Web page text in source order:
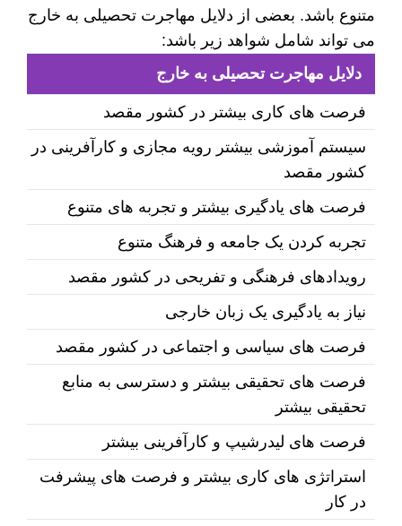
متنوع باشد. بعضی از دلایل مهاجرت تحصیلی به خارج
می تواند شامل شواهد زیر باشد:
دلایل مهاجرت تحصیلی به خارج
فرصت های کاری بیشتر در کشور مقصد
سیستم آموزشی بیشتر رویه مجازی و کارآفرینی در
کشور مقصد
فرصت های یادگیری بیشتر و تجربه های متنوع
تجربه کردن یک جامعه و فرهنگ متنوع
رویدادهای فرهنگی و تفریحی در کشور مقصد
نیاز به یادگیری یک زبان خارجی
فرصت های سیاسی و اجتماعی در کشور مقصد
فرصت های تحقیقی بیشتر و دسترسی به منابع
تحقیقی بیشتر
فرصت های لیدرشیپ و کارآفرینی بیشتر
استراتژی های کاری بیشتر و فرصت های پیشرفت
در کار